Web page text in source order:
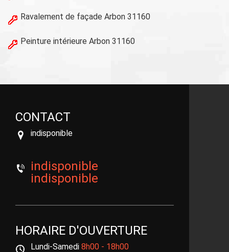
Ravalement de façade Arbon 31160
Peinture intérieure Arbon 31160
CONTACT
indisponible
indisponible
indisponible
HORAIRE D'OUVERTURE
Lundi-Samedi 8h00 - 18h00